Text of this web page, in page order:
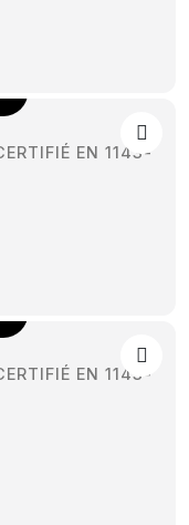
EN 1143-
EN 1143-